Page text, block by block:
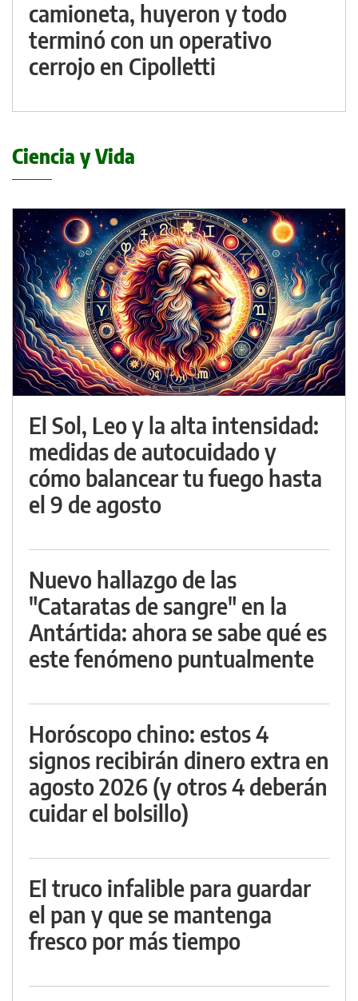
camioneta, huyeron y todo
terminó con un operativo
cerrojo en Cipolletti
Ciencia y Vida
El Sol, Leo y la alta intensidad:
medidas de autocuidado y
cómo balancear tu fuego hasta
el 9 de agosto
Nuevo hallazgo de las
"Cataratas de sangre" en la
Antártida: ahora se sabe qué es
este fenómeno puntualmente
Horóscopo chino: estos 4
signos recibirán dinero extra en
agosto 2026 (y otros 4 deberán
cuidar el bolsillo)
El truco infalible para guardar
el pan y que se mantenga
fresco por más tiempo